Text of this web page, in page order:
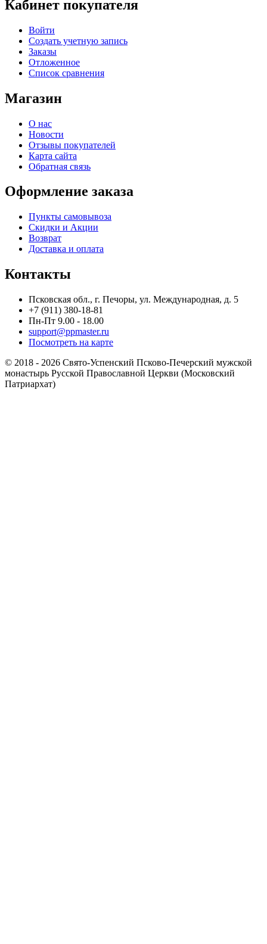
Кабинет покупателя
Войти
Создать учетную запись
Заказы
Отложенное
Список сравнения
Магазин
О нас
Новости
Отзывы покупателей
Карта сайта
Обратная связь
Оформление заказа
Пункты самовывоза
Скидки и Акции
Возврат
Доставка и оплата
Контакты
Псковская обл., г. Печоры, ул. Международная, д. 5
+7 (911) 380-18-81
Пн-Пт 9.00 - 18.00
support@ppmaster.ru
Посмотреть на карте
© 2018 - 2026 Свято-Успенский Псково-Печерский мужской
монастырь Русской Православной Церкви (Московский
Патриархат)